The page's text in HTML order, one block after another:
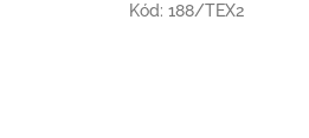
Kód: 188/TEX2